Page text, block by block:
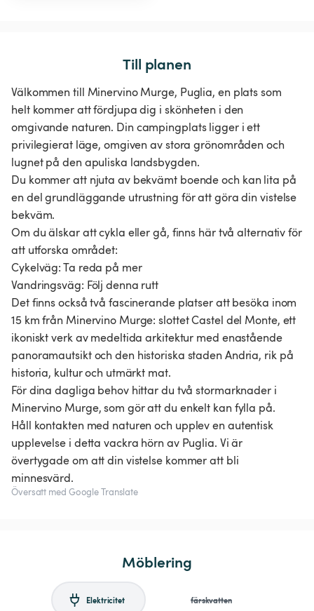
Till planen
Välkommen till Minervino Murge, Puglia, en plats som
helt kommer att fördjupa dig i skönheten i den
omgivande naturen. Din campingplats ligger i ett
privilegierat läge, omgiven av stora grönområden och
lugnet på den apuliska landsbygden.
Du kommer att njuta av bekvämt boende och kan lita på
en del grundläggande utrustning för att göra din vistelse
bekväm.
Om du älskar att cykla eller gå, finns här två alternativ för
att utforska området:
Cykelväg: Ta reda på mer
Vandringsväg: Följ denna rutt
Det finns också två fascinerande platser att besöka inom
15 km från Minervino Murge: slottet Castel del Monte, ett
ikoniskt verk av medeltida arkitektur med enastående
panoramautsikt och den historiska staden Andria, rik på
historia, kultur och utmärkt mat.
För dina dagliga behov hittar du två stormarknader i
Minervino Murge, som gör att du enkelt kan fylla på.
Håll kontakten med naturen och upplev en autentisk
upplevelse i detta vackra hörn av Puglia. Vi är
övertygade om att din vistelse kommer att bli
Översatt med Google Translate
Möblering
Elektricitet färskvatten